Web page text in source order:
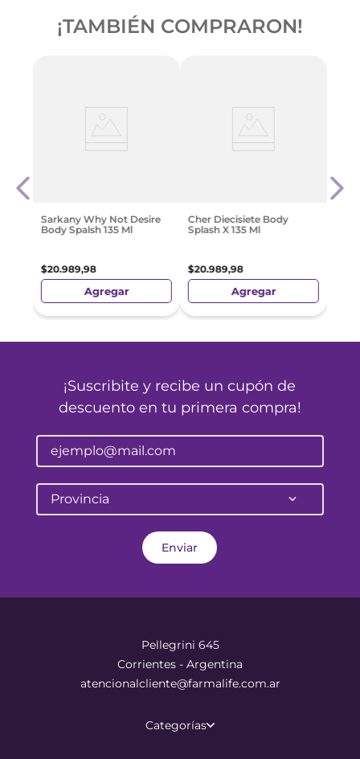
¡TAMBIÉN COMPRARON!
Sarkany Why Not Desire
Body Spalsh 135 Ml
$20.989,98
Agregar
Cher Diecisiete Body
Splash X 135 Ml
$20.989,98
Agregar
80Ml
¡Suscribite y recibe un cupón de
descuento en tu primera compra!
Provincia
Enviar
Pellegrini 645
Corrientes - Argentina
atencionalcliente@farmalife.com.ar
Categorías